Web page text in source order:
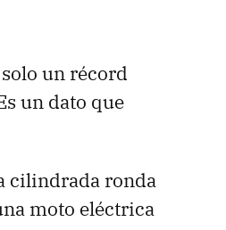
un récord
un dato que
cilindrada ronda
moto eléctrica